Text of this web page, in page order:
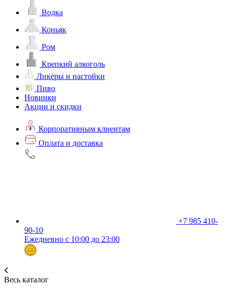
Водка
Коньяк
Ром
Крепкий алкоголь
Ликёры и настойки
Пиво
Новинки
Акции и скидки
Корпоративным клиентам
Оплата и доставка
+7 985 410-
90-10
Ежедневно с 10:00 до 23:00
Весь каталог